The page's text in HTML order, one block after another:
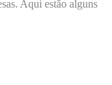
Aqui estão alguns